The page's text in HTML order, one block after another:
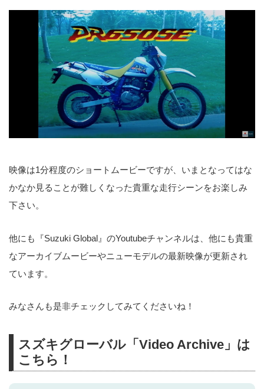
映像は1分程度のショートムービーですが、いまとなってはな
かなか見ることが難しくなった貴重な走行シーンをお楽しみ
下さい。
他にも『Suzuki Global』のYoutubeチャンネルは、他にも貴重
なアーカイブムービーやニューモデルの最新映像が更新され
ています。
みなさんも是非チェックしてみてくださいね！
スズキグローバル「Video Archive」は
こちら！